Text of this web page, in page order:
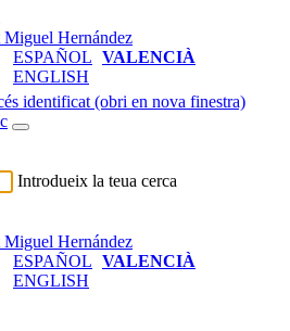
ESPAÑOL VALENCIÀ
ENGLISH
identificat (obri en nova finestra)
Introdueix la teua cerca
ESPAÑOL VALENCIÀ
ENGLISH